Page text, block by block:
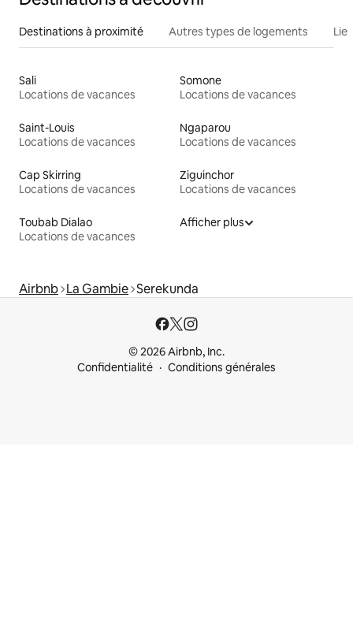
Destinations à proximité Autres types de logements
Sali
Locations de vacances
Somone
Locations de vacances
Saint-Louis
Locations de vacances
Ngaparou
Locations de vacances
Cap Skirring
Locations de vacances
Ziguinchor
Locations de vacances
Toubab Dialao
Locations de vacances
Afficher plus
Airbnb La Gambie Serekunda
© 2026 Airbnb, Inc.
Confidentialité
Conditions générales